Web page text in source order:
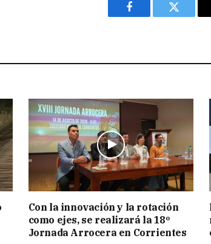
Facebook Twitter
Con la innovación y la rotación
como ejes, se realizará la 18º
Jornada Arrocera en Corrientes